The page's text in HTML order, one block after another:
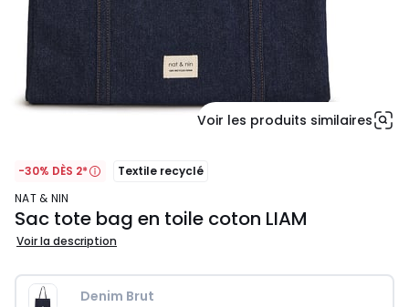
Voir les produits similaires
-30% DÈS 2*
Textile recyclé
NAT & NIN
Sac tote bag en toile coton LIAM
Voir la description
Denim Brut